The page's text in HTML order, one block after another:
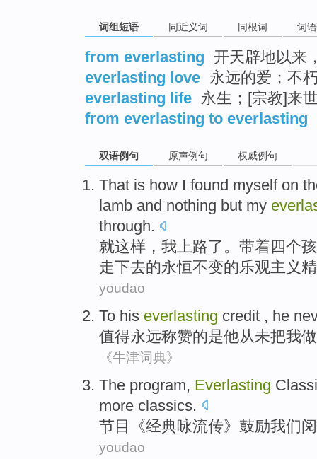
词组短语 同近义词 同根词 词
from everlasting 开天辟地以来
everlasting love 永远的爱；不
everlasting life 永生；[宗教]来
from everlasting to everlasting
双语例句 原声例句 权威例句
That is how I found myself on
lamb and nothing but my
through.
就这样， 我上路了 。 带着 四个
走下去的永恒不变的乐观主义
youdao
To his everlasting credit , he
值得永远称赞的是他从未把我
《牛津词典》
The program, Everlasting
more classics.
节目《经典咏流传》鼓励我们
youdao